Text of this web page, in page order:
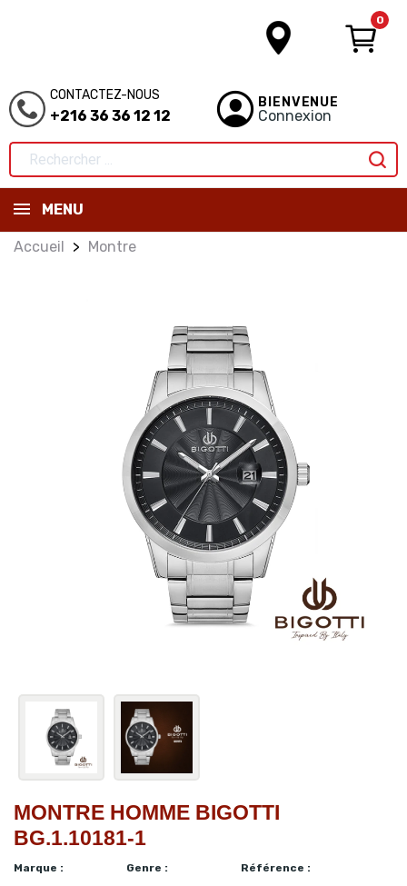
0
CONTACTEZ-NOUS
+216 36 36 12 12
BIENVENUE
Connexion
MENU
Accueil Montre
MONTRE HOMME BIGOTTI
BG.1.10181-1
Marque :
Genre :
Référence :